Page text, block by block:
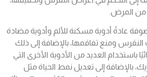
من المرض.
عادةً أدوية مسكنة للألم وأدوية مضادة
النقرس ومنع تفاقمها، بالإضافة إلى ذلك
باستخدام العديد من الأدوية الأخرى التي
بالإضافة إلى تعديل نمط الحياة مثل